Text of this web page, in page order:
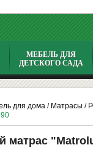
МЕБЕЛЬ ДЛЯ
ДЕТСКОГО САДА
для дома / Матрасы /
матрас